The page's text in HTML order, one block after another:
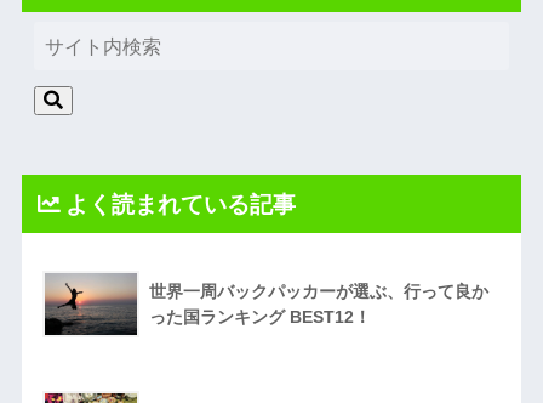
よく読まれている記事
世界一周バックパッカーが選ぶ、行って良か
った国ランキング BEST12！